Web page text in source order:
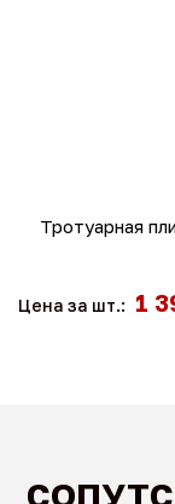
Тротуарная
Цена за шт.: 1